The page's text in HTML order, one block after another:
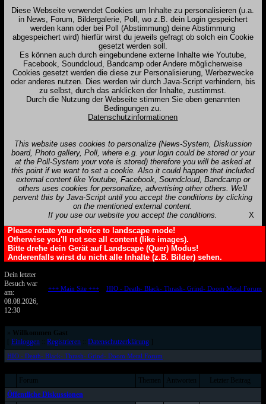
Diese Webseite verwendet Cookies um Inhalte zu personalisieren (u.a.
in News, Forum, Bildergalerie, Poll, wo z.B. dein Login gespeichert
werden kann oder bei Poll (Abstimmung) deine Abstimmung
abgespeichert wird) hierfür wirst du jeweils gefragt ob solch ein Cookie
gesetzt werden soll.
Es können auch durch eingebundene externe Inhalte wie Youtube,
Facebook, Soundcloud, Bandcamp oder Andere möglicherweise
Cookies gesetzt werden die diese zur Personalisierung, Werbezwecke
oder anderes nutzen. Dies werden wir durch Java-Script verhindern, bis
zu selbst, durch das anklicken der Inhalte, zustimmst.
Durch die Nutzung der Webseite stimmen Sie oben genannten
Bedingungen zu.
Datenschutzinformationen
This website uses cookies to personalize (News-System, Diskussion
board, Photo gallery, Poll, where e.g. your login could be stored or your
at the Poll-System your vote is stored) therefore you will be asked at
this point if we want to set a cookie. Also it could happen that included
external content like Youtube, Facebook, Soundcloud, Bandcamp or
others uses cookies for personalize, advertising other others. We'll
pervent this by Java-Script until you accept the conditions by clicking
on the mentioned external content.
If you use our website you accept the conditions.
X
Please rotate your device to landscape mode!
Otherwise you'll not see all content (like images).
Bitte drehe dein Gerät auf Landscape (Quer) Modus!
Anderenfalls wirst du nicht alle Inhalte (z.B. Bilder) sehen.
Dein letzter
Besuch war
am:
08.08.2026,
12:30
+++ Main Site +++:: HIO - Death- Black- Thrash- Grind- Doom Metal Forum
» Willkommen Gast
Einloggen:: Registrieren:: Datenschutzerklärung]
HIO - Death- Black- Thrash- Grind- Doom Metal Forum
Forum Themen Antworten
Letzter Beitrag
Öffentliche Diskussionen